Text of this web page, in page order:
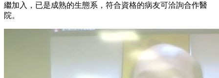
繼加入，已是成熟的生態系，符合資格的病友可洽詢合作醫
院。